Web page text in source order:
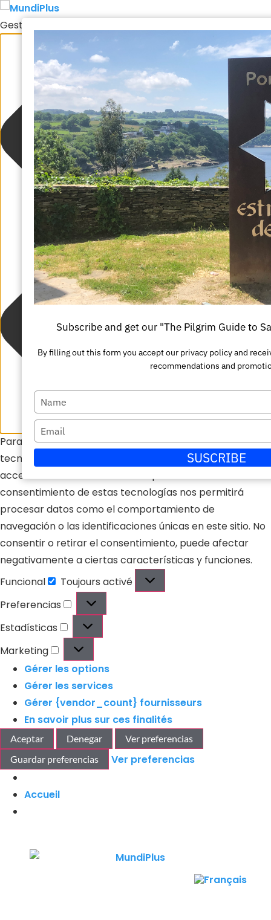
Gestionar el consentimiento de las cookies
Para ofrecer las mejores experiencias, utilizamos
tecnologías como las cookies para almacenar y/o
acceder a la información del dispositivo. El
consentimiento de estas tecnologías nos permitirá
procesar datos como el comportamiento de
navegación o las identificaciones únicas en este sitio. No
consentir o retirar el consentimiento, puede afectar
negativamente a ciertas características y funciones.
Funcional
Toujours activé
Preferencias
Estadísticas
Marketing
Gérer les options
Gérer les services
Gérer {vendor_count} fournisseurs
En savoir plus sur ces finalités
Aceptar Denegar
Ver preferencias
Guardar preferencias
Ver preferencias
Accueil
Subscribe and get our "The Pilgrim Guide to
By filling out this form you accept our privacy policy and
recommendations and
Escriba
su
nombre
Escriba
su
correo
electrónico
SUSCRIBE